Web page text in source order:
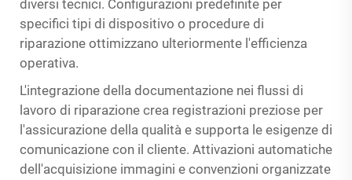
diversi tecnici. Configurazioni predefinite per
specifici tipi di dispositivo o procedure di
riparazione ottimizzano ulteriormente l'efficienza
operativa.
L'integrazione della documentazione nei flussi di
lavoro di riparazione crea registrazioni preziose per
l'assicurazione della qualità e supporta le esigenze di
comunicazione con il cliente. Attivazioni automatiche
dell'acquisizione immagini e convenzioni organizzate